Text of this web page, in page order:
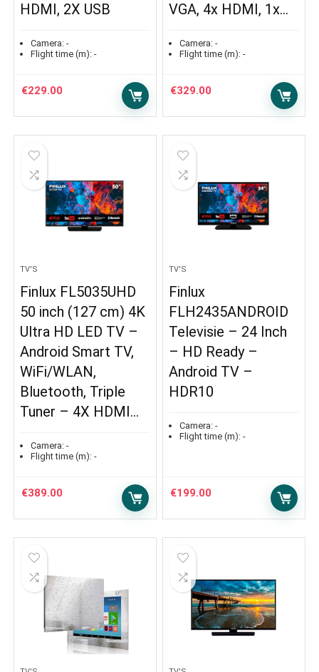
HDMI, 2X USB
Camera: -
Flight time (m): -
€229.00
VGA, 4x HDMI, 1x…
Camera: -
Flight time (m): -
€329.00
TV'S
Finlux FL5035UHD
50 inch (127 cm) 4K
Ultra HD LED TV –
Android Smart TV,
WiFi/WLAN,
Bluetooth, Triple
Tuner – 4X HDMI…
Camera: -
Flight time (m): -
€389.00
TV'S
Finlux
FLH2435ANDROID
Televisie – 24 Inch
– HD Ready –
Android TV –
HDR10
Camera: -
Flight time (m): -
€199.00